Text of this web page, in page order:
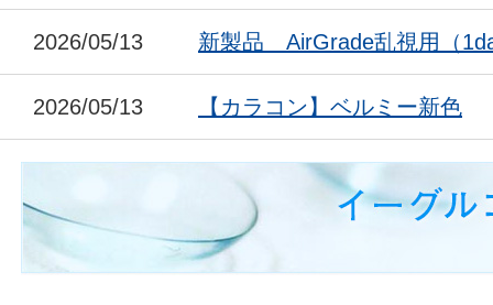
2026/05/13 新製品 AirGrade乱視用（
2026/05/13 【カラコン】ベルミー新色